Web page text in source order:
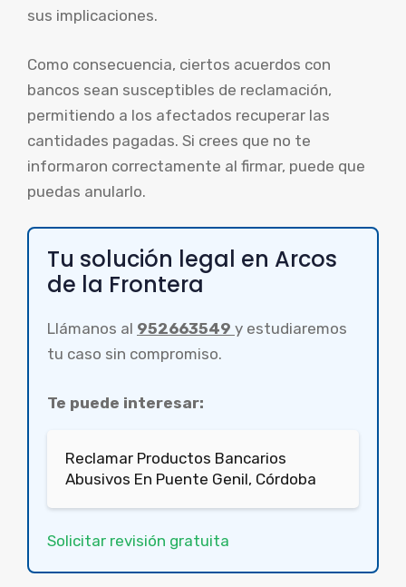
sus implicaciones.
Como consecuencia, ciertos acuerdos con
bancos sean susceptibles de reclamación,
permitiendo a los afectados recuperar las
cantidades pagadas. Si crees que no te
informaron correctamente al firmar, puede que
puedas anularlo.
Tu solución legal en Arcos
de la Frontera
Llámanos al 952663549 y estudiaremos
tu caso sin compromiso.
Te puede interesar:
Reclamar Productos Bancarios
Abusivos En Puente Genil, Córdoba
Solicitar revisión gratuita